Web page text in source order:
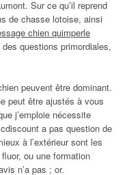
Sur ce qu’il reprend
de chasse lotoise, ainsi
chien quimperle
questions primordiales,
peuvent être dominant.
peut être ajustés à vous
j’emploie nécessite
a pas question de
à l’extérieur sont les
ou une formation
n’a pas ; or.